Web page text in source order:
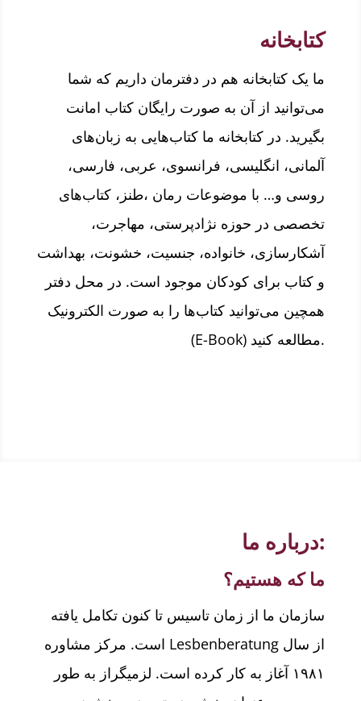
کتابخانه
ما یک کتابخانه هم در دفترمان داریم که شما
می‌توانید از آن به صورت رایگان کتاب امانت
بگیرید. در کتابخانه ما کتاب‌هایی به زبان‌های
آلمانی، انگلیسی، فرانسوی، عربی، فارسی،
روسی و… با موضوعات رمان ،طنز، کتاب‌های
تخصصی در حوزه نژادپرستی، مهاجرت،
آشکارسازی، خانواده، جنسیت، خشونت، بهداشت
و کتاب برای کودکان موجود است. در محل دفتر
همچین می‌توانید کتاب‌ها را به صورت الکترونیک
(E-Book) مطالعه کنید.
درباره ما:
ما که هستیم؟
سازمان ما از زمان تاسیس تا کنون تکامل یافته
است. مرکز مشاوره Lesbenberatung از سال
۱۹۸۱ آغاز به کار کرده است. لزمیگراز به طور